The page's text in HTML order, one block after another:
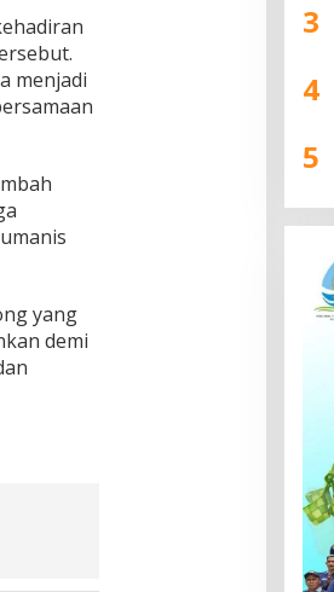
menjadi
yang
demi
3
4
5